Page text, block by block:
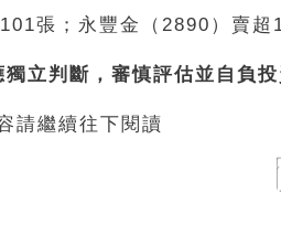
張； 永豐金（ 2890 ）賣超
立判斷，審慎評估並自負投
請繼續往下閱讀